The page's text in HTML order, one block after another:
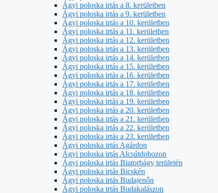
Ágyi poloska irtás a 8. kerületben
Ágyi poloska irtás a 9. kerületben
Ágyi poloska irtás a 10. kerületben
Ágyi poloska irtás a 11. kerületben
Ágyi poloska irtás a 12. kerületben
Ágyi poloska irtás a 13. kerületben
Ágyi poloska irtás a 14. kerületben
Ágyi poloska irtás a 15. kerületben
Ágyi poloska irtás a 16. kerületben
Ágyi poloska irtás a 17. kerületben
Ágyi poloska irtás a 18. kerületben
Ágyi poloska irtás a 19. kerületben
Ágyi poloska irtás a 20. kerületben
Ágyi poloska irtás a 21. kerületben
Ágyi poloska irtás a 22. kerületben
Ágyi poloska irtás a 23. kerületben
Ágyi poloska irtás Agárdon
Ágyi poloska irtás Alcsútdobozon
Ágyi poloska irtás Biatorbágy területén
Ágyi poloska irtás Bicskén
Ágyi poloska irtás Budajenőn
Ágyi poloska irtás Budakalászon